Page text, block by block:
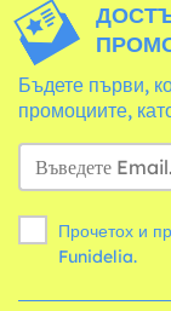
Бъдете първи,
промоциите,
Прочетох и
Funidelia.